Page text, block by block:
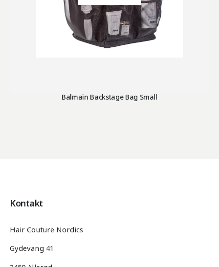
Balmain Backstage Bag Small
Kontakt
Hair Couture Nordics
Gydevang 41